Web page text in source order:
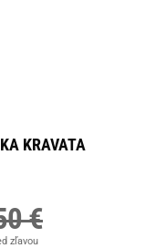
KRAVATA
€
zľavou